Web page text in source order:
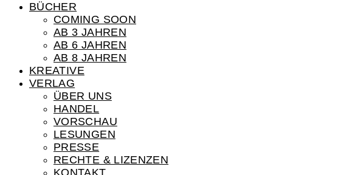
BÜCHER
COMING SOON
AB 3 JAHREN
AB 6 JAHREN
AB 8 JAHREN
KREATIVE
VERLAG
ÜBER UNS
HANDEL
VORSCHAU
LESUNGEN
PRESSE
RECHTE & LIZENZEN
KONTAKT